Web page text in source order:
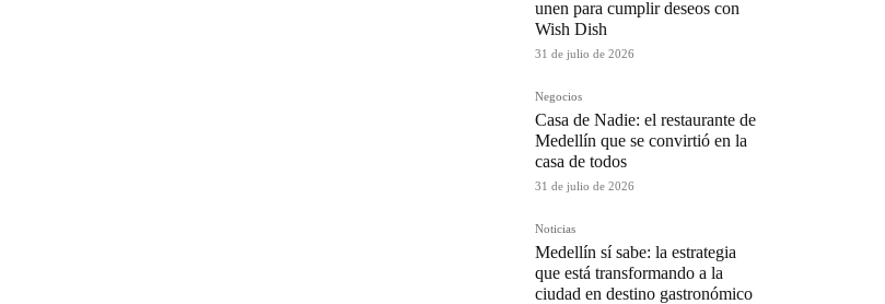
unen para cumplir deseos con
Wish Dish
31 de julio de 2026
Negocios
Casa de Nadie: el restaurante de
Medellín que se convirtió en la
casa de todos
31 de julio de 2026
Noticias
Medellín sí sabe: la estrategia
que está transformando a la
ciudad en destino gastronómico